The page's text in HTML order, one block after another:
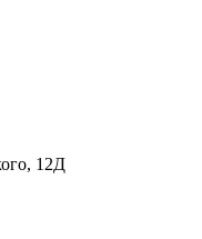
12Д